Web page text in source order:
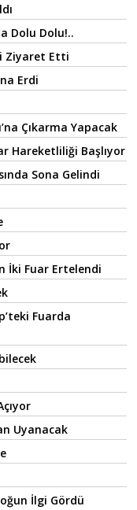
Dolu Dolu!..
Ziyaret Etti
Erdi
Çıkarma Yapacak
Hareketliliği Başlıyor
Sona Gelindi
İki Fuar Ertelendi
Fuarda
Uyanacak
İlgi Gördü